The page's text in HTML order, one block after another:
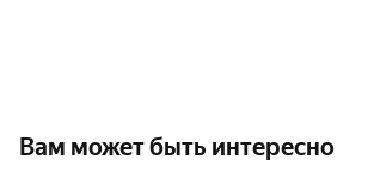
Вам может быть интересно